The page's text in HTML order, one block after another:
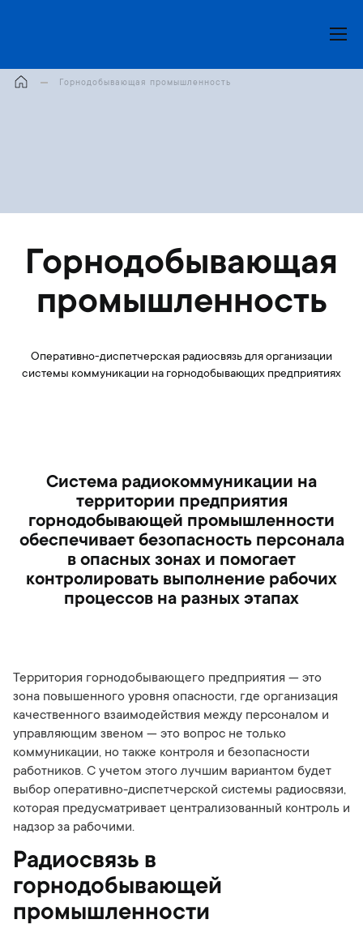
Горнодобывающая промышленность
Горнодобывающая
промышленность
Оперативно-диспетчерская радиосвязь для организации
системы коммуникации на горнодобывающих предприятиях
Система радиокоммуникации на
территории предприятия
горнодобывающей промышленности
обеспечивает безопасность персонала
в опасных зонах и помогает
контролировать выполнение рабочих
процессов на разных этапах
Территория горнодобывающего предприятия — это
зона повышенного уровня опасности, где организация
качественного взаимодействия между персоналом и
управляющим звеном — это вопрос не только
коммуникации, но также контроля и безопасности
работников. С учетом этого лучшим вариантом будет
выбор оперативно-диспетчерской системы радиосвязи,
которая предусматривает централизованный контроль и
надзор за рабочими.
Радиосвязь в
горнодобывающей
промышленности